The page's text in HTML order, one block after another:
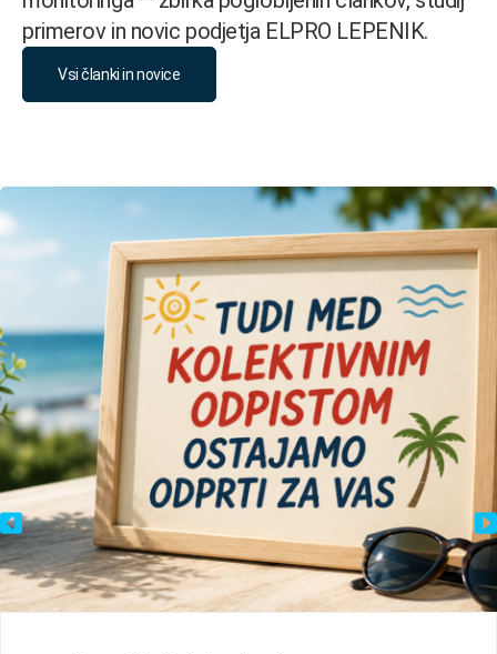
primerov in novic podjetja ELPRO LEPENIK.
Vsi članki in novice